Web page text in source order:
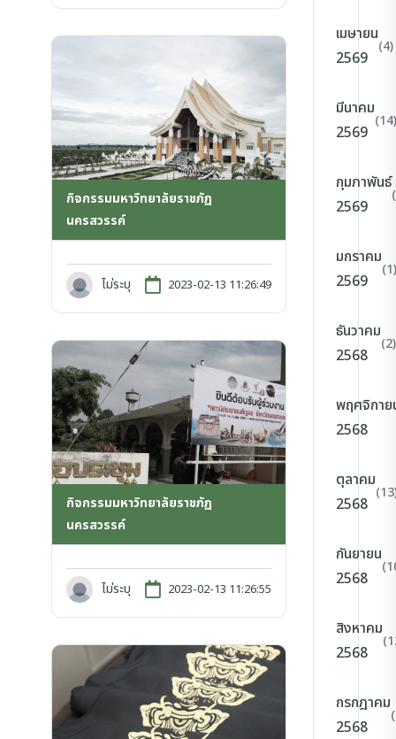
กิจกรรมมหาวิทยาลัยราชภัฏ
นครสวรรค์
ไม่ระบุ 2023-02-13 11:26:49
กิจกรรมมหาวิทยาลัยราชภัฏ
นครสวรรค์
ไม่ระบุ 2023-02-13 11:26:55
เมษายน
2569
(4)
มีนาคม
2569
(14)
กุมภาพันธ์
2569
มกราคม
2569
(1)
ธันวาคม
2568
(2)
พฤศจิกาย
2568
ตุลาคม
2568
กันยายน
2568
สิงหาคม
2568
กรกฎาคม
2568